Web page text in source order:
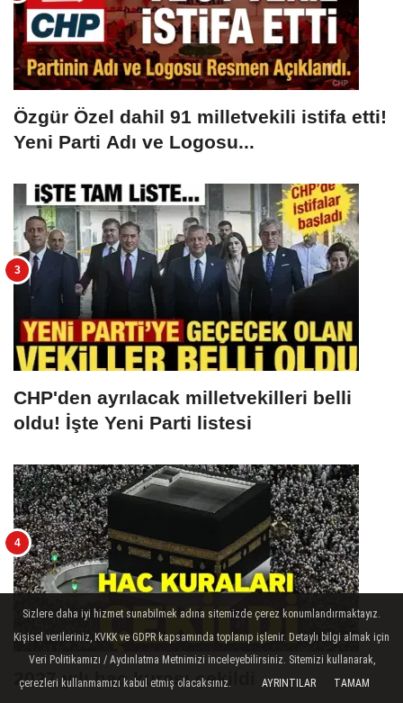
Özgür Özel dahil 91 milletvekili istifa etti!
Yeni Parti Adı ve Logosu...
CHP'den ayrılacak milletvekilleri belli
oldu! İşte Yeni Parti listesi
2027 yılı hac kurası çekildi
Sizlere daha iyi hizmet sunabilmek adına sitemizde çerez konumlandırmaktayız.
Kişisel verileriniz, KVKK ve GDPR kapsamında toplanıp işlenir. Detaylı bilgi almak için
Veri Politikamızı / Aydınlatma Metnimizi inceleyebilirsiniz. Sitemizi kullanarak,
çerezleri kullanmamızı kabul etmiş olacaksınız.
AYRINTILAR TAMAM